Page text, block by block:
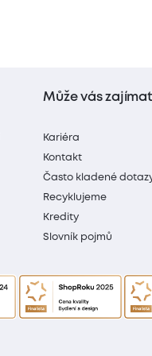
Může vás zajímat
Kariéra
Kontakt
Často kladené
Recyklujeme
Kredity
Slovník pojmů